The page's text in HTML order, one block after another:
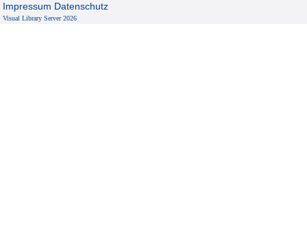
Impressum Datenschutz
Visual Library Server 2026